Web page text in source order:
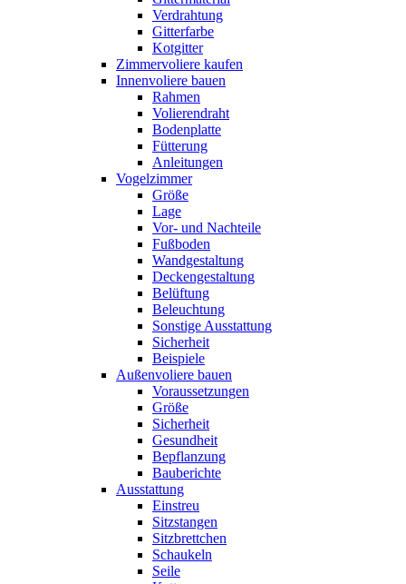
Verdrahtung
Gitterfarbe
Kotgitter
Zimmervoliere kaufen
Innenvoliere bauen
Rahmen
Volierendraht
Bodenplatte
Fütterung
Anleitungen
Vogelzimmer
Größe
Lage
Vor- und Nachteile
Fußboden
Wandgestaltung
Deckengestaltung
Belüftung
Beleuchtung
Sonstige Ausstattung
Sicherheit
Beispiele
Außenvoliere bauen
Voraussetzungen
Größe
Sicherheit
Gesundheit
Bepflanzung
Bauberichte
Ausstattung
Einstreu
Sitzstangen
Sitzbrettchen
Schaukeln
Seile